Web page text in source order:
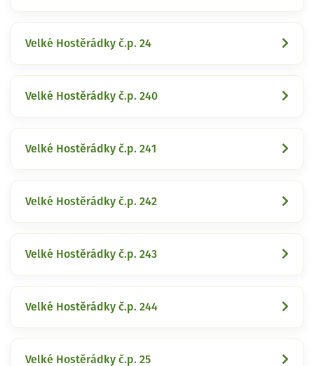
Velké Hostěrádky č.p. 24
Velké Hostěrádky č.p. 240
Velké Hostěrádky č.p. 241
Velké Hostěrádky č.p. 242
Velké Hostěrádky č.p. 243
Velké Hostěrádky č.p. 244
Velké Hostěrádky č.p. 25